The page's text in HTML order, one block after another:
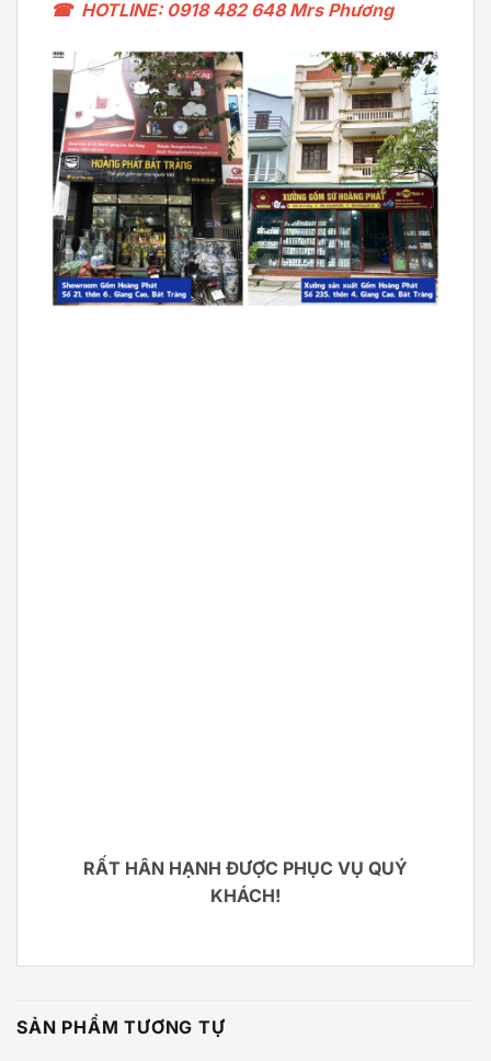
☎ HOTLINE: 0918 482 648 Mrs Phương
RẤT HÂN HẠNH ĐƯỢC PHỤC VỤ QUÝ
KHÁCH!
SẢN PHẨM TƯƠNG TỰ